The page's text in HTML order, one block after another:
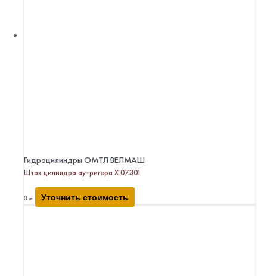
Гидроцилиндры ОМТЛ ВЕЛМАШ
Шток цилиндра аутригера Х.07.301
0 ₽ Уточнить стоимость